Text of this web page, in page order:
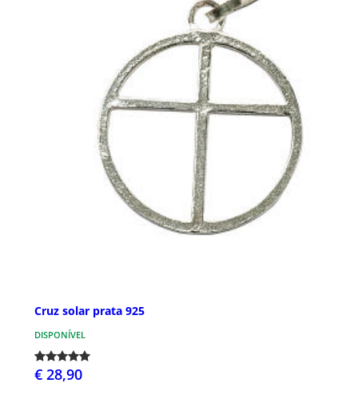
Cruz solar prata 925
DISPONÍVEL
€ 28,90